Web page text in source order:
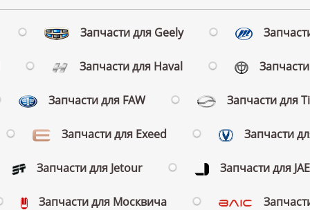
Запчасти для Geely
Запчасти для Haval
Запчасти для FAW Запчасти для
Запчасти для Exeed Запчасти
Запчасти для Jetour Запчасти для
Запчасти для Москвича